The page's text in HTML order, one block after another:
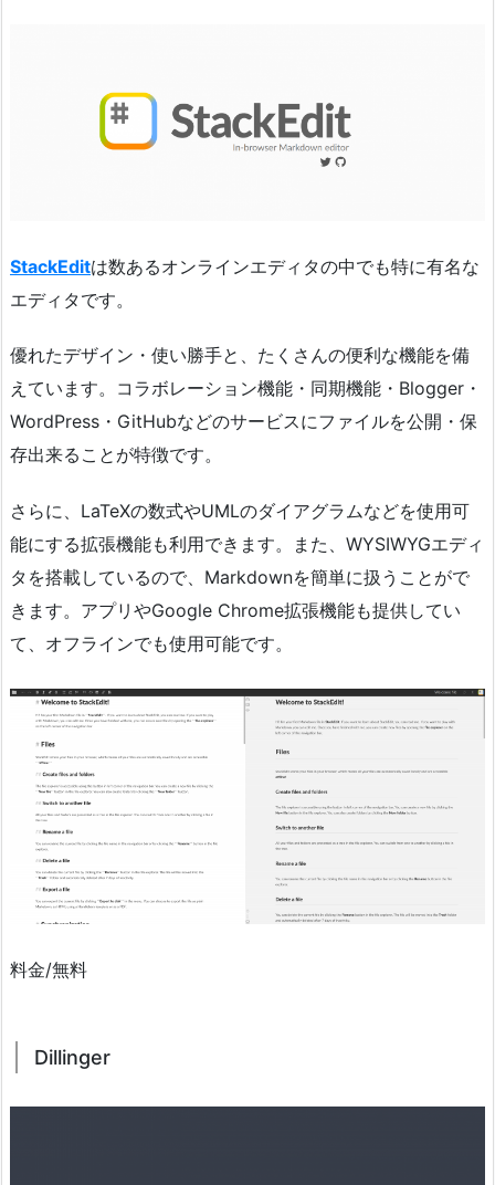
StackEditは数あるオンラインエディタの中でも特に有名な
エディタです。
優れたデザイン・使い勝手と、たくさんの便利な機能を備
えています。コラボレーション機能・同期機能・Blogger・
WordPress・GitHubなどのサービスにファイルを公開・保
存出来ることが特徴です。
さらに、LaTeXの数式やUMLのダイアグラムなどを使用可
能にする拡張機能も利用できます。また、WYSIWYGエディ
タを搭載しているので、Markdownを簡単に扱うことがで
きます。アプリやGoogle Chrome拡張機能も提供してい
て、オフラインでも使用可能です。
料金/無料
Dillinger